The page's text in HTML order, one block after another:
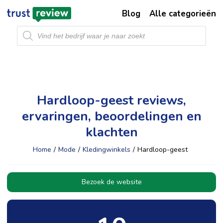
Producten
zoeken
Blog Alle categorieën
Hardloop-geest reviews,
ervaringen, beoordelingen en
klachten
Home / Mode / Kledingwinkels / Hardloop-geest
Bezoek de website